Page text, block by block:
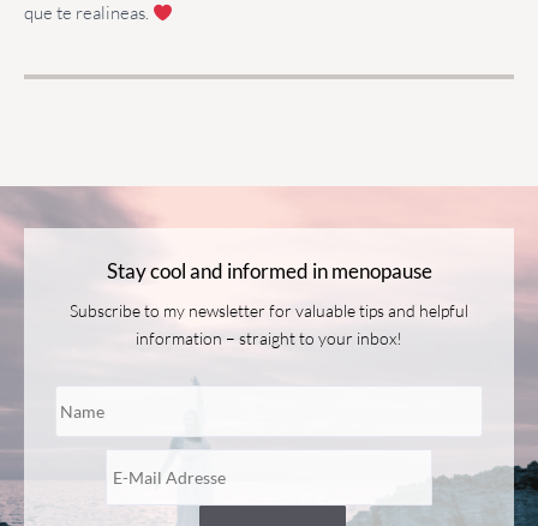
que te realineas.
Stay cool and informed in menopause
Subscribe to my newsletter for valuable tips and helpful
information – straight to your inbox!
Bitte
lasse
dieses